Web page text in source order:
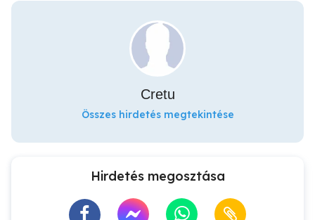
Cretu
Összes hirdetés megtekintése
Hirdetés megosztása